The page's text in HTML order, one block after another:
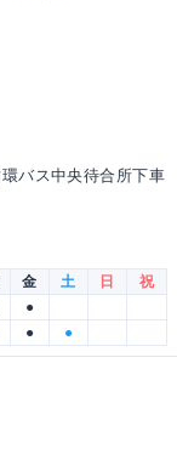
バス中央待合所下車
金 土 日
祝
●
● ●